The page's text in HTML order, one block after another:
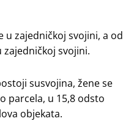
u zajedničkoj svojini, a od
zajedničkoj svojini.
susvojina, žene se
parcela, u 15,8 odsto
objekata.